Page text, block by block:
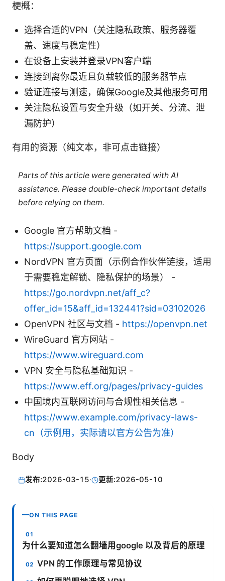
梗概：
选择合适的VPN（关注隐私政策、服务器覆
盖、速度与稳定性）
在设备上安装并登录VPN客户端
连接到离你最近且负载较低的服务器节点
验证连接与测速，确保Google及其他服务可用
关注隐私设置与安全升级（如开关、分流、泄
漏防护）
有用的资源（纯文本，非可点击链接）
Parts of this article were generated with AI
assistance. Please double-check important details
before relying on them.
Google 官方帮助文档 -
https://support.google.com
NordVPN 官方页面（示例合作伙伴链接，适用
于需要稳定解锁、隐私保护的场景） -
https://go.nordvpn.net/aff_c?
offer_id=15&aff_id=132441?sid=03102026
OpenVPN 社区与文档 - https://openvpn.net
WireGuard 官方网站 -
https://www.wireguard.com
VPN 安全与隐私基础知识 -
https://www.eff.org/pages/privacy-guides
中国境内互联网访问与合规性相关信息 -
https://www.example.com/privacy-laws-
cn（示例用，实际请以官方公告为准）
Body
发布:2026-03-15· 更新:2026-05-10
ON THIS PAGE
为什么要知道怎么翻墙用google 以及背后的原理
VPN 的工作原理与常见协议